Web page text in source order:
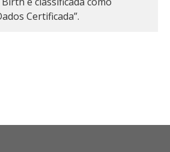
Certificada”.